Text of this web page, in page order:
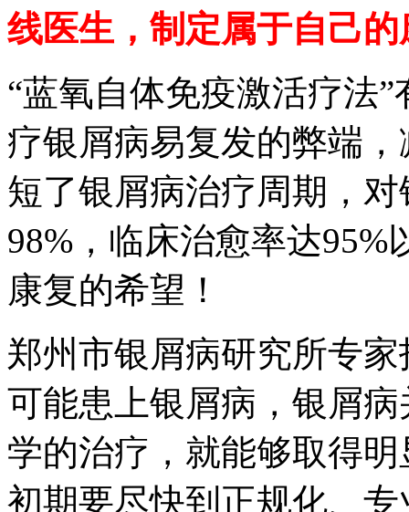
线医生，制定属于自己
“蓝氧自体免疫激活疗法
疗银屑病易复发的弊端
短了银屑病治疗周期，
98%，临床治愈率达
康复的希望！
郑州市银屑病研究所专
可能患上银屑病，银屑
学的治疗，就能够取得
初期要尽快到正规化、